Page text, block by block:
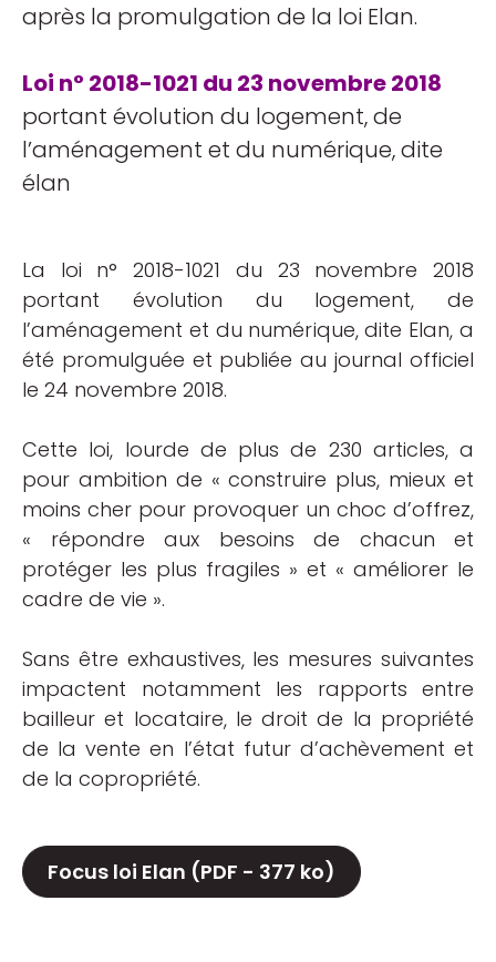
après la promulgation de la loi Elan.
Loi n° 2018-1021 du 23 novembre 2018
portant évolution du logement, de
l’aménagement et du numérique, dite
élan
La loi n° 2018-1021 du 23 novembre 2018
portant évolution du logement, de
l’aménagement et du numérique, dite Elan, a
été promulguée et publiée au journal officiel
le 24 novembre 2018.
Cette loi, lourde de plus de 230 articles, a
pour ambition de « construire plus, mieux et
moins cher pour provoquer un choc d’offrez,
« répondre aux besoins de chacun et
protéger les plus fragiles » et « améliorer le
cadre de vie ».
Sans être exhaustives, les mesures suivantes
impactent notamment les rapports entre
bailleur et locataire, le droit de la propriété
de la vente en l’état futur d’achèvement et
de la copropriété.
Focus loi Elan (PDF - 377 ko)